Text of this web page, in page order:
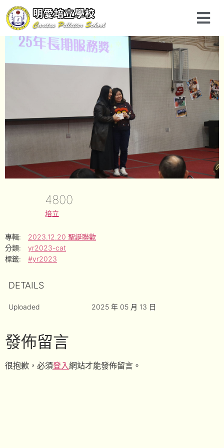
4800
培立
專輯:
2023.12.20 聖誕聯歡
分類:
yr2023-cat
標籤:
#yr2023
DETAILS
Uploaded 2025 年 05 月 13 日
發佈留言
很抱歉，必須登入網站才能發佈留言。